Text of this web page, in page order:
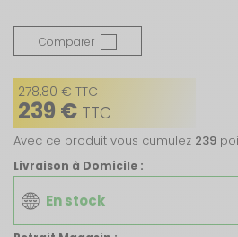
Comparer
278,80 € TTC
239 € TTC
Avec ce produit vous cumulez 239
Livraison à Domicile :
En stock